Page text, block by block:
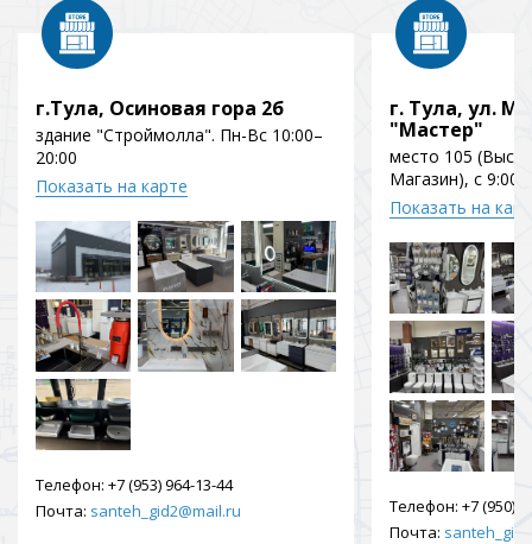
г.Тула, Осиновая гора 2б
здание "Строймолла". Пн-Вс 10:00–
20:00
Показать на карте
Телефон: +7 (953) 964-13-44
Почта: santeh_gid2@mail.ru
г. Тула, ул.
"Мастер"
место 105
Магазин), с 9:00
Показать на
Телефон: +7 (950)
Почта: